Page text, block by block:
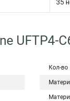
35
UFTP4-
Кол-во